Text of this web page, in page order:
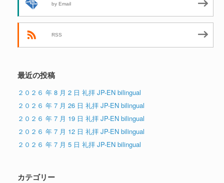
by Email
RSS
最近の投稿
２０２６ 年 8 月 2 日 礼拝 JP-EN bilingual
２０２６ 年 7 月 26 日 礼拝 JP-EN bilingual
２０２６ 年 7 月 19 日 礼拝 JP-EN bilingual
２０２６ 年 7 月 12 日 礼拝 JP-EN bilingual
２０２６ 年 7 月 5 日 礼拝 JP-EN bilingual
カテゴリー